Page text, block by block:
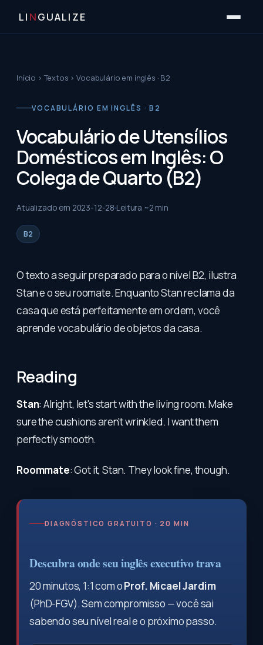
LI NGUALIZE
Início ›Textos ›Vocabulário em inglês · B2
VOCABULÁRIO EM INGLÊS · B2
Vocabulário de Utensílios
Domésticos em Inglês: O
Colega de Quarto (B2)
Atualizado em 2023-12-28 Leitura ~2 min
B2
O texto a seguir preparado para o nível B2, ilustra
Stan e o seu roomate. Enquanto Stan reclama da
casa que está perfeitamente em ordem, você
aprende vocabulário de objetos da casa.
Reading
Stan: Alright, let's start with the living room. Make
sure the cushions aren't wrinkled. I want them
perfectly smooth.
Roommate: Got it, Stan. They look fine, though.
DIAGNÓSTICO GRATUITO · 20 MIN
Descubra onde seu inglês executivo trava
20 minutos, 1:1 com oProf. Micael Jardim
(PhD-FGV). Sem compromisso — você sai
sabendo seu nível real e o próximo passo.